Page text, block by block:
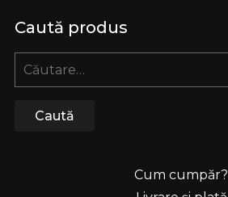
Caută produs
Caută
după:
Cum cumpăr?